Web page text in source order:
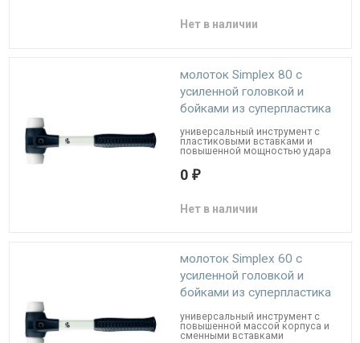
Нет в наличии
молоток Simplex 80 с
усиленной головкой и
бойками из суперпластика
универсальный инструмент с
пластиковыми вставками и
повышенной мощностью удара
0 ₽
Нет в наличии
молоток Simplex 60 с
усиленной головкой и
бойками из суперпластика
универсальный инструмент с
повышенной массой корпуса и
сменными вставками